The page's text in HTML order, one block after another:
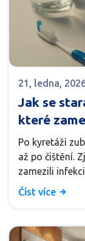
21, ledna,
Jak se
které
Po kyretáži
až po čištění.
zamezili
Číst více